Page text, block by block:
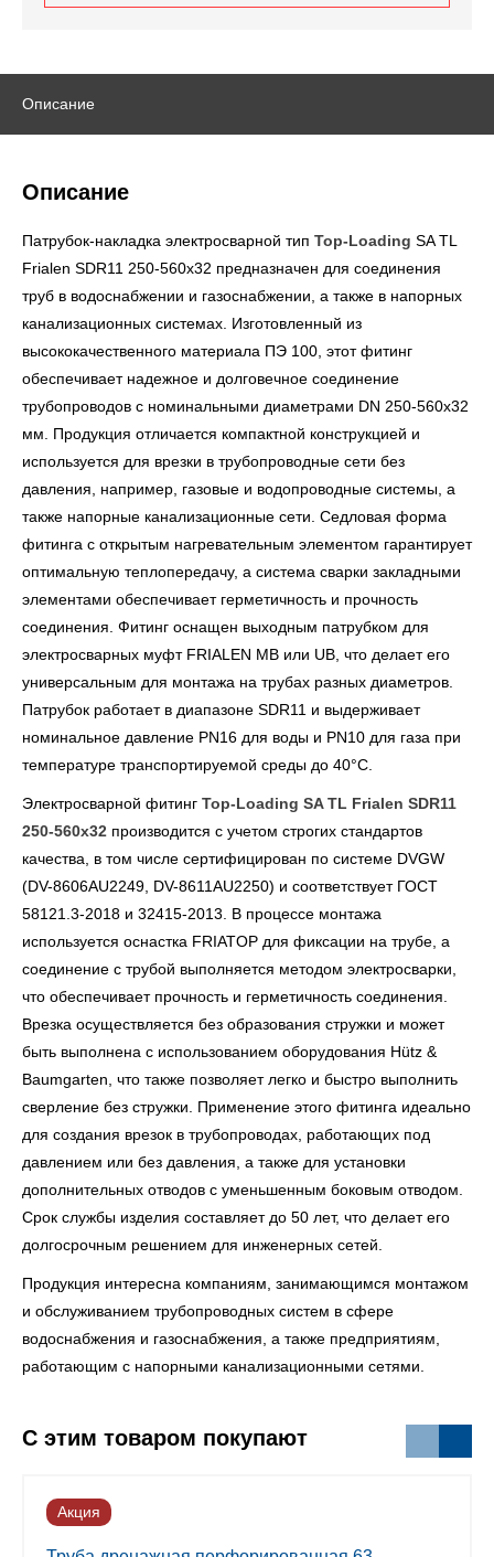
Описание
Описание
Патрубок-накладка электросварной тип Top-Loading SA TL
Frialen SDR11 250-560х32 предназначен для соединения
труб в водоснабжении и газоснабжении, а также в напорных
канализационных системах. Изготовленный из
высококачественного материала ПЭ 100, этот фитинг
обеспечивает надежное и долговечное соединение
трубопроводов с номинальными диаметрами DN 250-560х32
мм. Продукция отличается компактной конструкцией и
используется для врезки в трубопроводные сети без
давления, например, газовые и водопроводные системы, а
также напорные канализационные сети. Седловая форма
фитинга с открытым нагревательным элементом гарантирует
оптимальную теплопередачу, а система сварки закладными
элементами обеспечивает герметичность и прочность
соединения. Фитинг оснащен выходным патрубком для
электросварных муфт FRIALEN MB или UB, что делает его
универсальным для монтажа на трубах разных диаметров.
Патрубок работает в диапазоне SDR11 и выдерживает
номинальное давление PN16 для воды и PN10 для газа при
температуре транспортируемой среды до 40°С.
Электросварной фитинг Top-Loading SA TL Frialen SDR11
250-560х32 производится с учетом строгих стандартов
качества, в том числе сертифицирован по системе DVGW
(DV-8606AU2249, DV-8611AU2250) и соответствует ГОСТ
58121.3-2018 и 32415-2013. В процессе монтажа
используется оснастка FRIATOP для фиксации на трубе, а
соединение с трубой выполняется методом электросварки,
что обеспечивает прочность и герметичность соединения.
Врезка осуществляется без образования стружки и может
быть выполнена с использованием оборудования Hütz &
Baumgarten, что также позволяет легко и быстро выполнить
сверление без стружки. Применение этого фитинга идеально
для создания врезок в трубопроводах, работающих под
давлением или без давления, а также для установки
дополнительных отводов с уменьшенным боковым отводом.
Срок службы изделия составляет до 50 лет, что делает его
долгосрочным решением для инженерных сетей.
Продукция интересна компаниям, занимающимся монтажом
и обслуживанием трубопроводных систем в сфере
водоснабжения и газоснабжения, а также предприятиям,
работающим с напорными канализационными сетями.
С этим товаром покупают
Акция